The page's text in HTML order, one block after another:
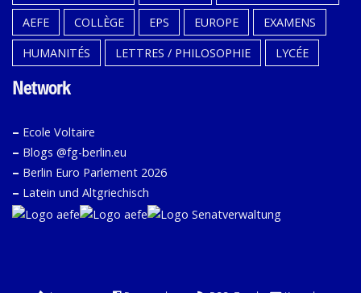
AEFE
COLLÈGE EPS EUROPE
EXAMENS
HUMANITÉS
LETTRES / PHILOSOPHIE LYCÉE
Network
– Ecole Voltaire
– Blogs @fg-berlin.eu
– Berlin Euro Parlement 2026
– Latein und Altgriechisch